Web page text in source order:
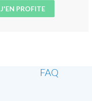
J'EN PROFITE
FAQ